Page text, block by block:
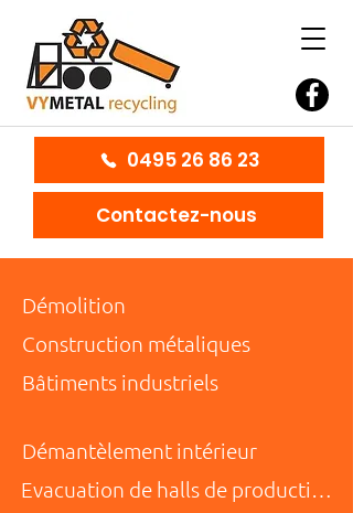
0495 26 86 23
Contactez-nous
Démolition
Construction métaliques
Bâtiments industriels
Démantèlement intérieur
Evacuation de halls de production